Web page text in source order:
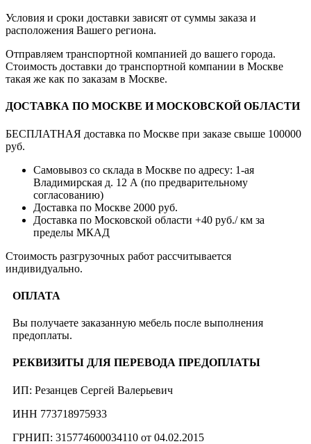
Условия и сроки доставки зависят от суммы заказа и
расположения Вашего региона.
Отправляем транспортной компанией до вашего города.
Стоимость доставки до транспортной компании в Москве
такая же как по заказам в Москве.
ДОСТАВКА ПО МОСКВЕ И МОСКОВСКОЙ ОБЛАСТИ
БЕСПЛАТНАЯ доставка по Москве при заказе свыше 100000
руб.
Самовывоз со склада в Москве по адресу: 1-ая
Владимирская д. 12 А (по предварительному
согласованию)
Доставка по Москве 2000 руб.
Доставка по Московской области +40 руб./ км за
пределы МКАД
Стоимость разгрузочных работ рассчитывается
индивидуально.
ОПЛАТА
Вы получаете заказанную мебель после выполнения
предоплаты.
РЕКВИЗИТЫ ДЛЯ ПЕРЕВОДА ПРЕДОПЛАТЫ
ИП: Резанцев Сергей Валерьевич
ИНН 773718975933
ГРНИП: 315774600034110 от 04.02.2015